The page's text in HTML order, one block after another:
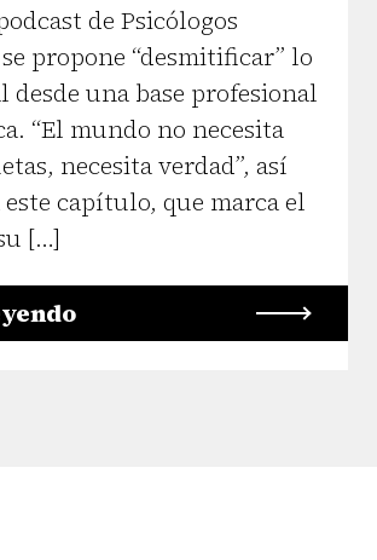
de Psicólogos
propone “desmitificar” lo
desde una base profesional
“El mundo no necesita
necesita verdad”, así
capítulo, que marca el
[…]